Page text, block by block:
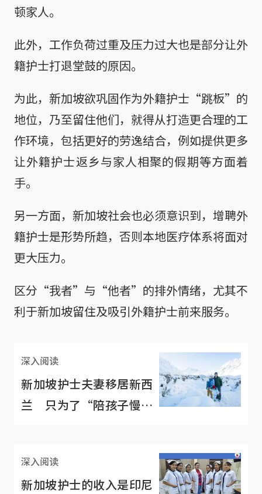
顿家人。
此外，工作负荷过重及压力过大也是部分让外
籍护士打退堂鼓的原因。
为此，新加坡欲巩固作为外籍护士“跳板”的
地位，乃至留住他们，就得从打造更合理的工
作环境，包括更好的劳逸结合，例如提供更多
让外籍护士返乡与家人相聚的假期等方面着
手。
另一方面，新加坡社会也必须意识到，增聘外
籍护士是形势所趋，否则本地医疗体系将面对
更大压力。
区分“我者”与“他者”的排外情绪，尤其不
利于新加坡留住及吸引外籍护士前来服务。
深入阅读
新加坡护士夫妻移居新西
兰 只为了“陪孩子慢慢
深入阅读
新加坡护士的收入是印尼